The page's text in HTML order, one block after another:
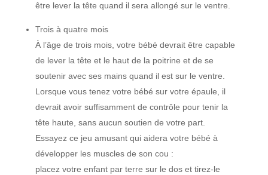
être lever la tête quand il sera allongé sur le ventre.
Trois à quatre mois
À l’âge de trois mois, votre bébé devrait être capable
de lever la tête et le haut de la poitrine et de se
soutenir avec ses mains quand il est sur le ventre.
Lorsque vous tenez votre bébé sur votre épaule, il
devrait avoir suffisamment de contrôle pour tenir la
tête haute, sans aucun soutien de votre part.
Essayez ce jeu amusant qui aidera votre bébé à
développer les muscles de son cou :
placez votre enfant par terre sur le dos et tirez-le